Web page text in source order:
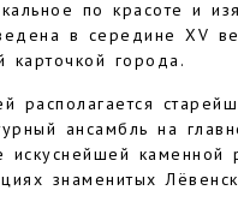
по красоте и
в середине XV
карточкой города.
располагается
ансамбль на
искуснейшей каменной
знаменитых